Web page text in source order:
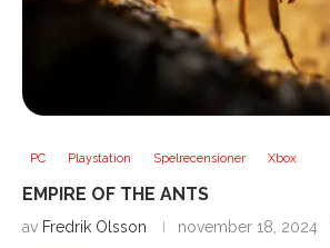
PC Playstation Spelrecensioner Xbox
EMPIRE OF THE ANTS
av Fredrik Olsson november 18, 2024